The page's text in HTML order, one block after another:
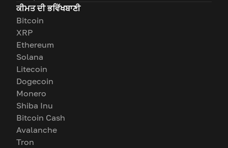
ਕੀਮਤ ਦੀ ਭਵਿੱਖਬਾਣੀ
Bitcoin
XRP
Ethereum
Solana
Litecoin
Dogecoin
Monero
Shiba Inu
Bitcoin Cash
Avalanche
Tron